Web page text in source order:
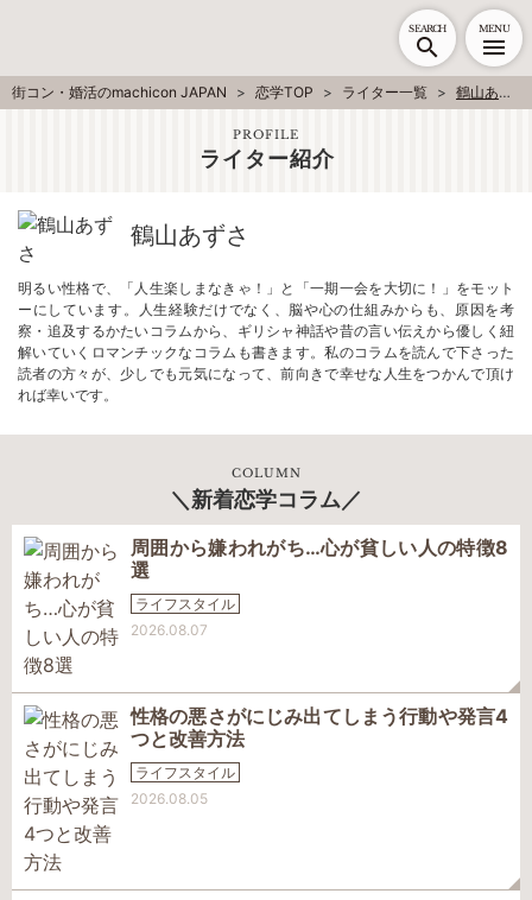
SEARCH MENU
街コン・婚活のmachicon JAPAN 恋学TOP ライター一覧 鶴山あずさ
PROFILE
ライター紹介
鶴山あずさ
明るい性格で、「人生楽しまなきゃ！」と「一期一会を大切に！」をモット
ーにしています。人生経験だけでなく、脳や心の仕組みからも、原因を考
察・追及するかたいコラムから、ギリシャ神話や昔の言い伝えから優しく紐
解いていくロマンチックなコラムも書きます。私のコラムを読んで下さった
読者の方々が、少しでも元気になって、前向きで幸せな人生をつかんで頂け
れば幸いです。
COLUMN
新着恋学コラム
周囲から嫌われがち…心が貧しい人の特徴8
選
ライフスタイル
2026.08.07
性格の悪さがにじみ出てしまう行動や発言4
つと改善方法
ライフスタイル
2026.08.05